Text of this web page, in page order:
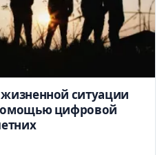
ситуации
цифровой